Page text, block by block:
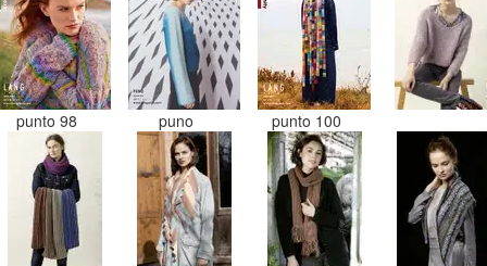
punto 98 puno punto 100